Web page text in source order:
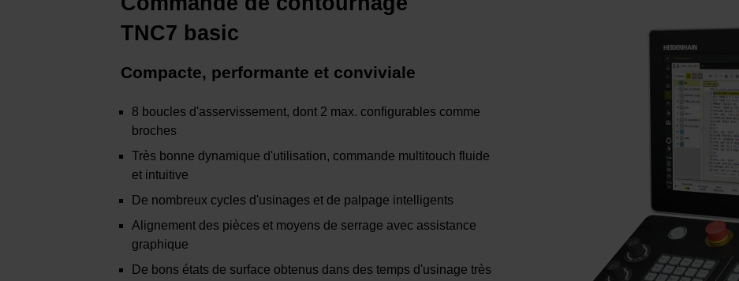
TNC7 basic
Compacte, performante et conviviale
8 boucles d'asservissement, dont 2 max. configurables comme
broches
Très bonne dynamique d'utilisation, commande multitouch fluide
et intuitive
De nombreux cycles d'usinages et de palpage intelligents
Alignement des pièces et moyens de serrage avec assistance
graphique
De bons états de surface obtenus dans des temps d'usinage très